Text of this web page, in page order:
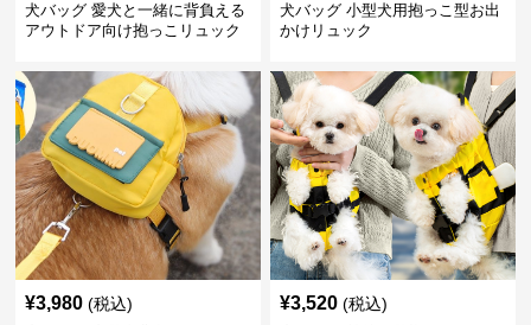
犬バッグ 愛犬と一緒に背負える
アウトドア向け抱っこリュック
犬バッグ 小型犬用抱っこ型お出
かけリュック
¥3,980 (税込) ¥3,520 (税込)